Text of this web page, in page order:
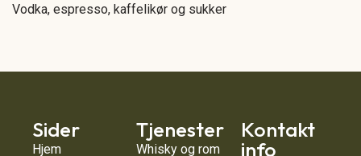
Vodka, espresso, kaffelikør og sukker
Sider
Hjem
Tjenester
Whisky og rom
Kontakt
info